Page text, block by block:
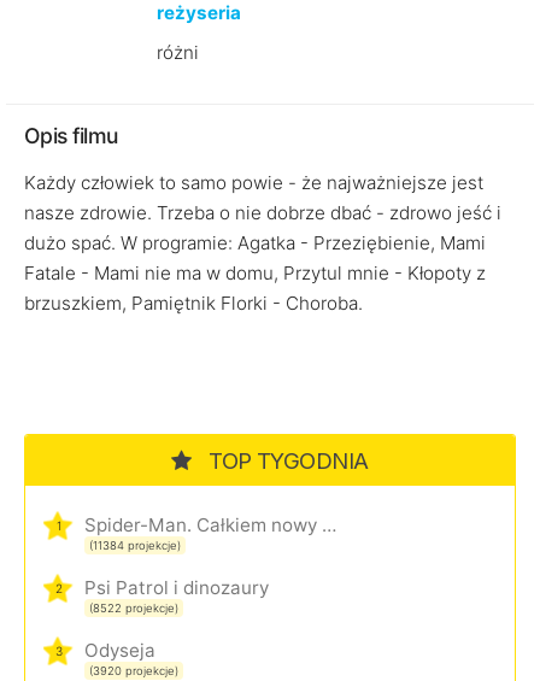
reżyseria
różni
Opis filmu
Każdy człowiek to samo powie - że najważniejsze jest
nasze zdrowie. Trzeba o nie dobrze dbać - zdrowo jeść i
dużo spać. W programie: Agatka - Przeziębienie, Mami
Fatale - Mami nie ma w domu, Przytul mnie - Kłopoty z
brzuszkiem, Pamiętnik Florki - Choroba.
TOP TYGODNIA
1 Spider-Man. Całkiem nowy dzień
(11384 projekcje)
2 Psi Patrol i dinozaury
(8522 projekcje)
3 Odyseja
(3920 projekcje)